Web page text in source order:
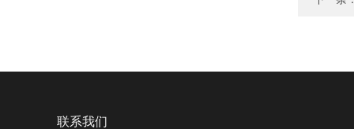
联系我们